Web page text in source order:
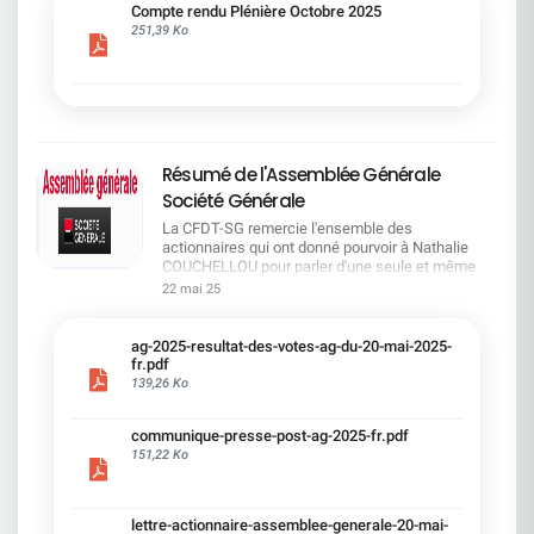
cadre du dialogue social.Bonne lecture !
Compte rendu Plénière Octobre 2025
251,39 Ko
Résumé de l'Assemblée Générale
Société Générale
La CFDT-SG remercie l'ensemble des
actionnaires qui ont donné pourvoir à Nathalie
COUCHELLOU pour parler d'une seule et même
voix.L'assemblée Générale s'est ouverte avec 4
souligné la forte amélioration en 2024 de tous les
facteurs financiers et le premier trimestre 2025
encourageant.Le Directeur Général, Slawomir
solide. Etre une banque simple et intégrée. Etre
une banque efficace. Etre une banque rentable. Le
22 mai 25
ag-2025-resultat-des-votes-ag-du-20-mai-2025-
fr.pdf
139,26 Ko
communique-presse-post-ag-2025-fr.pdf
151,22 Ko
lettre-actionnaire-assemblee-generale-20-mai-